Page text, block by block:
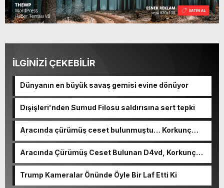
İLGİNİZİ ÇEKEBİLİR
Dünyanın en büyük savaş gemisi evine dönüyor
Dışişleri'nden Sumud Filosu saldırısına sert tepki
Aracında çürümüş ceset bulunmuştu… Korkunç
cinayetin detayları ortaya çıktı
Aracında Çürümüş Ceset Bulunan D4vd, Korkunç
Cinayetle Yargılanıyor
Trump Kameralar Önünde Öyle Bir Laf Etti Ki